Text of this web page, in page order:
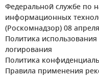
Федеральной службе по
информационных
(Роскомнадзор) 08
Политика
логирования
Политика
Правила применения